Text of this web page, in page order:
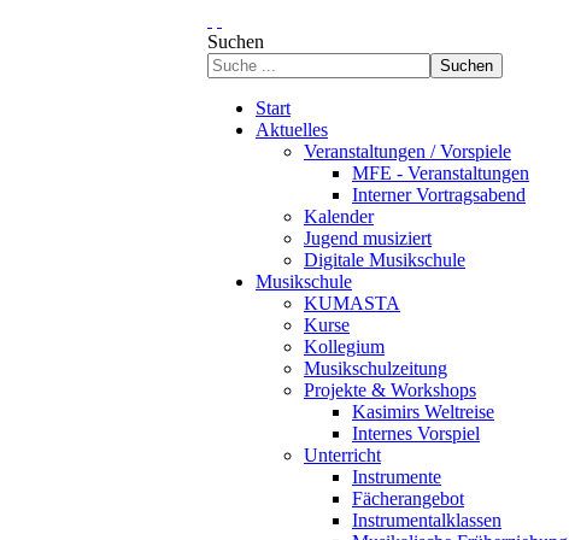
Suchen
Suchen
Start
Aktuelles
Veranstaltungen / Vorspiele
MFE - Veranstaltungen
Interner Vortragsabend
Kalender
Jugend musiziert
Digitale Musikschule
Musikschule
KUMASTA
Kurse
Kollegium
Musikschulzeitung
Projekte & Workshops
Kasimirs Weltreise
Internes Vorspiel
Unterricht
Instrumente
Fächerangebot
Instrumentalklassen